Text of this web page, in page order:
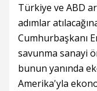
Türkiye ve ABD
adımlar
Cumhurbaşkanı
savunma sanayi
bunun yanında
Amerika'yla